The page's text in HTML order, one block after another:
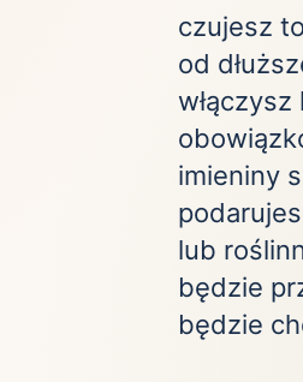
(21)
Bydgoszcz
Ciechocinek
Gorzów
Wielkopolski
czujesz
od
imieniny
lub
będzie
będzie